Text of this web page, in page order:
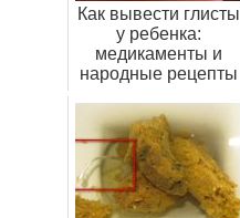
Как вывести глисты
у ребенка:
медикаменты и
народные рецепты